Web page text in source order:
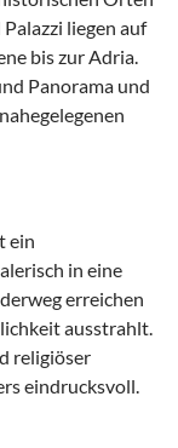
liegen auf
bis zur Adria.
Panorama und
ein
in eine
erreichen
ausstrahlt.
religiöser
eindrucksvoll.